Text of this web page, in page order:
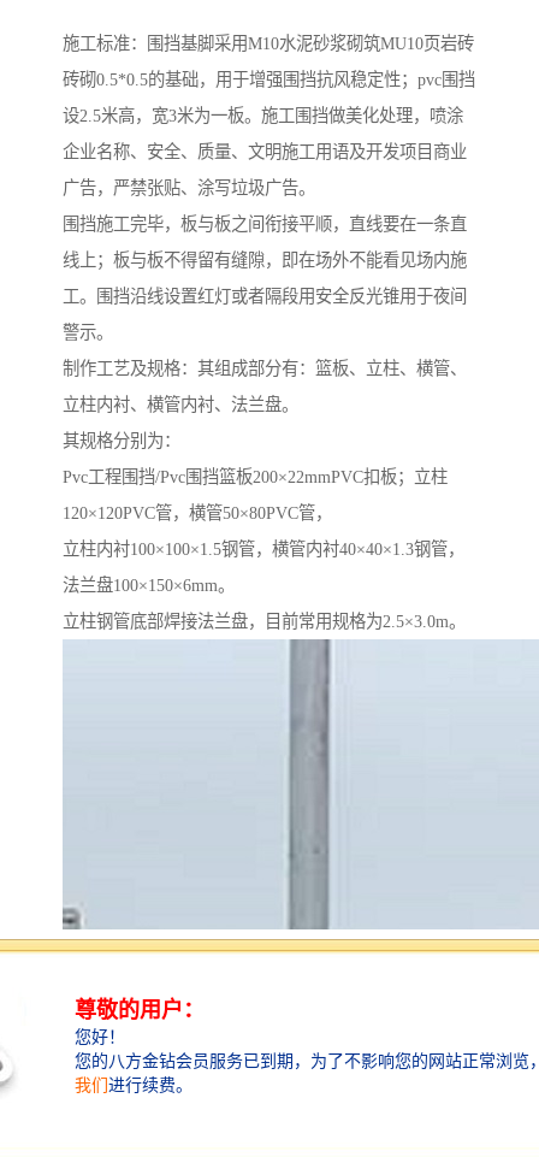
施工标准：围挡基脚采用M10水泥砂浆砌筑MU10页岩砖
砖砌0.5*0.5的基础，用于增强围挡抗风稳定性；pvc围挡
设2.5米高，宽3米为一板。施工围挡做美化处理，喷涂
企业名称、安全、质量、文明施工用语及开发项目商业
广告，严禁张贴、涂写垃圾广告。
围挡施工完毕，板与板之间衔接平顺，直线要在一条直
线上；板与板不得留有缝隙，即在场外不能看见场内施
工。围挡沿线设置红灯或者隔段用安全反光锥用于夜间
警示。
制作工艺及规格：其组成部分有：篮板、立柱、横管、
立柱内衬、横管内衬、法兰盘。
其规格分别为：
Pvc工程围挡/Pvc围挡篮板200×22mmPVC扣板；立柱
120×120PVC管，横管50×80PVC管，
立柱内衬100×100×1.5钢管，横管内衬40×40×1.3钢管，
法兰盘100×150×6mm。
立柱钢管底部焊接法兰盘，目前常用规格为2.5×3.0m。